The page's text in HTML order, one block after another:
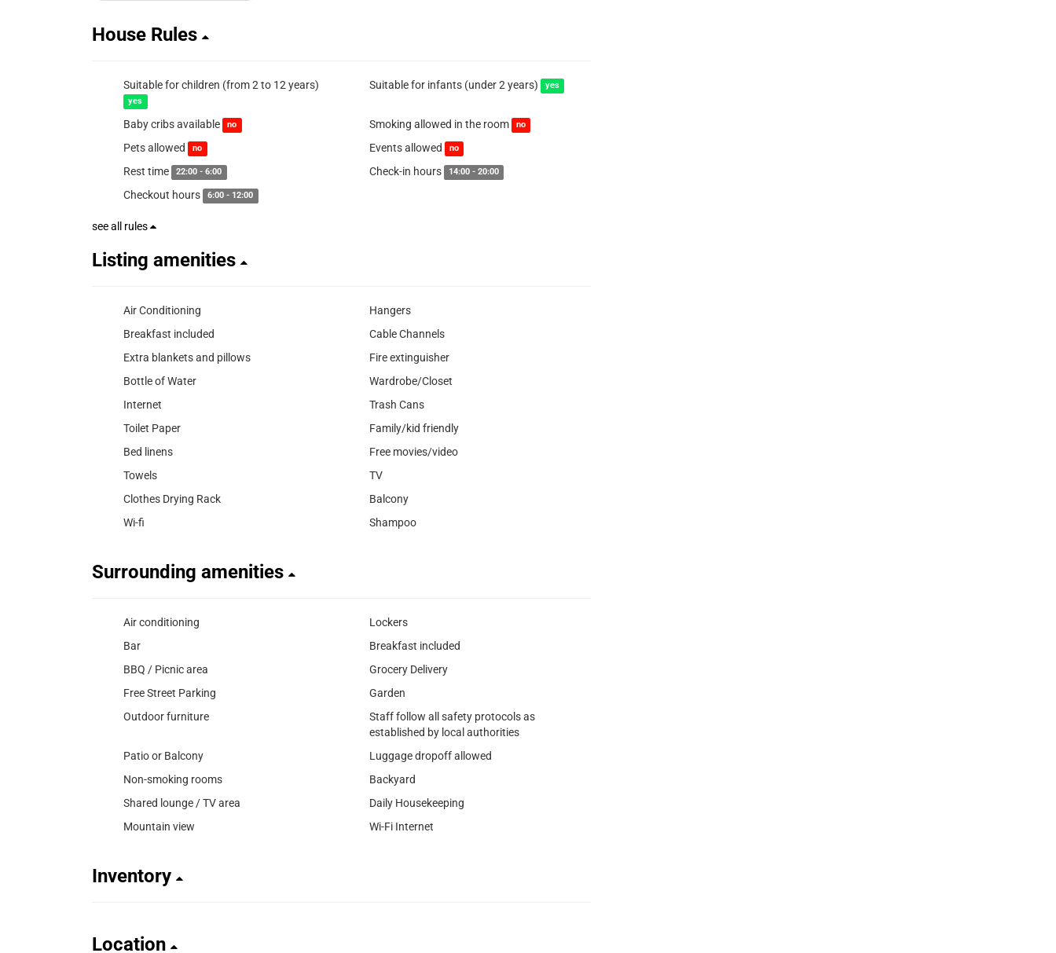
House Rules
Suitable for children (from 2 to 12 years)
yes
Suitable for infants (under 2 years) yes
Baby cribs available no Smoking allowed in the room no
Pets allowed no Events allowed no
Rest time 22:00 - 6:00 Check-in hours 14:00 - 20:00
Checkout hours 6:00 - 12:00
see all rules
Listing amenities
Air Conditioning
Hangers
Breakfast included
Cable Channels
Extra blankets and pillows
Fire extinguisher
Bottle of Water
Wardrobe/Closet
Internet
Trash Cans
Toilet Paper
Family/kid friendly
Bed linens
Free movies/video
Towels
TV
Clothes Drying Rack
Balcony
Wi-fi
Shampoo
Surrounding amenities
Air conditioning
Lockers
Bar
Breakfast included
BBQ / Picnic area
Grocery Delivery
Free Street Parking
Garden
Outdoor furniture
Staff follow all safety protocols as
established by local authorities
Patio or Balcony
Luggage dropoff allowed
Non-smoking rooms
Backyard
Shared lounge / TV area
Daily Housekeeping
Mountain view
Wi-Fi Internet
Inventory
Location